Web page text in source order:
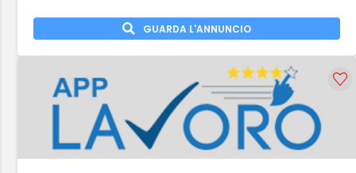
GUARDA L'ANNUNCIO